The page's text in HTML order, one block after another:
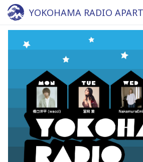
YOKOHAMA RADIO
yokohama 84.7